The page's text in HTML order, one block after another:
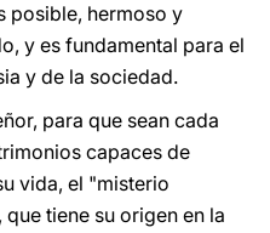
posible, hermoso y
y es fundamental para el
y de la sociedad.
para que sean cada
capaces de
vida, el "misterio
tiene su origen en la